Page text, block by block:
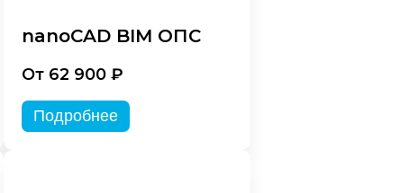
nanoCAD BIM ОПС
От 62 900 ₽
Подробнее